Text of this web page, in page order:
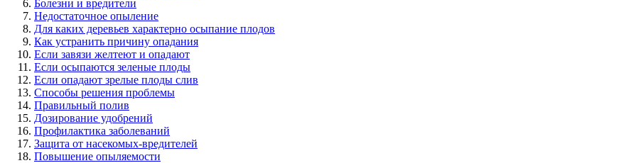
Болезни и вредители
Недостаточное опыление
Для каких деревьев характерно осыпание плодов
Как устранить причину опадания
Если завязи желтеют и опадают
Если осыпаются зеленые плоды
Если опадают зрелые плоды слив
Способы решения проблемы
Правильный полив
Дозирование удобрений
Профилактика заболеваний
Защита от насекомых-вредителей
Повышение опыляемости